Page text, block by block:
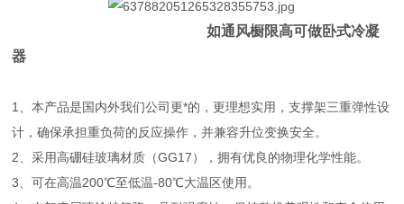
如通风橱限高可做卧式冷凝
器
1、本产品是国内外我们公司更*的，更理想实用，支撑架三重弹性设
计，确保承担重负荷的反应操作，并兼容升位变换安全。
2、采用高硼硅玻璃材质（GG17），拥有优良的物理化学性能。
3、可在高温200℃至低温-80℃大温区使用。